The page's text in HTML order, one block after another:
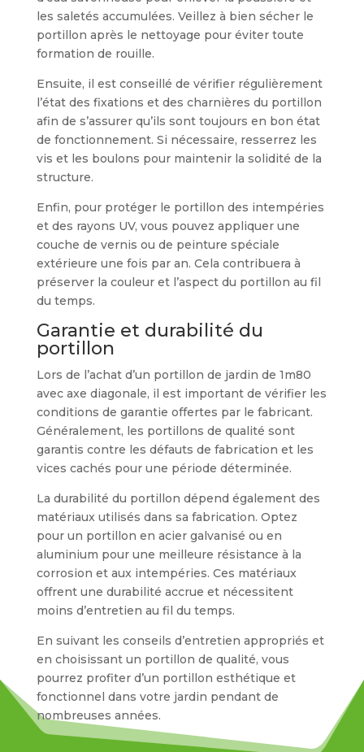
les saletés accumulées. Veillez à bien sécher le
portillon après le nettoyage pour éviter toute
formation de rouille.
Ensuite, il est conseillé de vérifier régulièrement
l’état des fixations et des charnières du portillon
afin de s’assurer qu’ils sont toujours en bon état
de fonctionnement. Si nécessaire, resserrez les
vis et les boulons pour maintenir la solidité de la
structure.
Enfin, pour protéger le portillon des intempéries
et des rayons UV, vous pouvez appliquer une
couche de vernis ou de peinture spéciale
extérieure une fois par an. Cela contribuera à
préserver la couleur et l’aspect du portillon au fil
du temps.
Garantie et durabilité du
portillon
Lors de l’achat d’un portillon de jardin de 1m80
avec axe diagonale, il est important de vérifier les
conditions de garantie offertes par le fabricant.
Généralement, les portillons de qualité sont
garantis contre les défauts de fabrication et les
vices cachés pour une période déterminée.
La durabilité du portillon dépend également des
matériaux utilisés dans sa fabrication. Optez
pour un portillon en acier galvanisé ou en
aluminium pour une meilleure résistance à la
corrosion et aux intempéries. Ces matériaux
offrent une durabilité accrue et nécessitent
moins d’entretien au fil du temps.
En suivant les conseils d’entretien appropriés et
en choisissant un portillon de qualité, vous
pourrez profiter d’un portillon esthétique et
fonctionnel dans votre jardin pendant de
nombreuses années.